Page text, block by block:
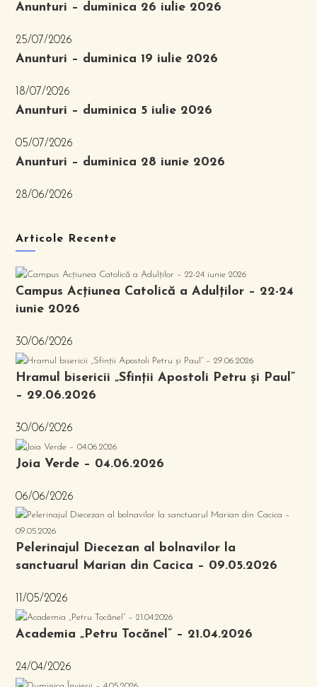
Anunturi – duminica 26 iulie 2026
25/07/2026
Anunturi – duminica 19 iulie 2026
18/07/2026
Anunturi – duminica 5 iulie 2026
05/07/2026
Anunturi – duminica 28 iunie 2026
28/06/2026
Articole Recente
Campus Acțiunea Catolică a Adulților – 22-24
iunie 2026
30/06/2026
Hramul bisericii „Sfinții Apostoli Petru și Paul”
– 29.06.2026
30/06/2026
Joia Verde – 04.06.2026
06/06/2026
Pelerinajul Diecezan al bolnavilor la
sanctuarul Marian din Cacica – 09.05.2026
11/05/2026
Academia „Petru Tocănel” – 21.04.2026
24/04/2026